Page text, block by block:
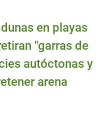
en playas
"garras de
autóctonas y
arena